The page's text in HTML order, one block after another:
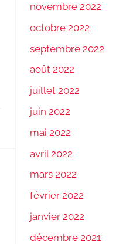
novembre 2022
octobre 2022
septembre 2022
août 2022
juillet 2022
juin 2022
mai 2022
avril 2022
mars 2022
février 2022
janvier 2022
décembre 2021